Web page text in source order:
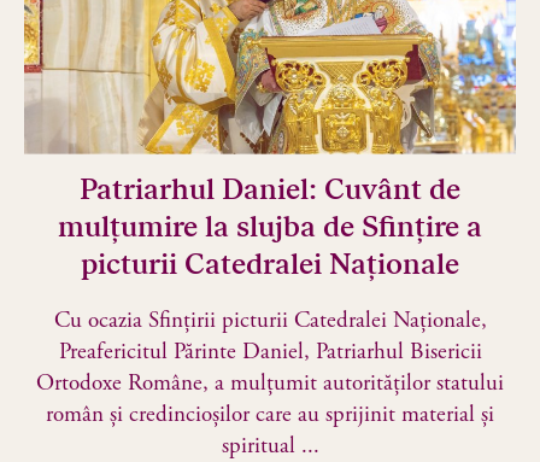
Patriarhul Daniel: Cuvânt de
mulțumire la slujba de Sfințire a
picturii Catedralei Naționale
Cu ocazia Sfințirii picturii Catedralei Naționale,
Preafericitul Părinte Daniel, Patriarhul Bisericii
Ortodoxe Române, a mulțumit autorităților statului
român și credincioșilor care au sprijinit material și
spiritual ...